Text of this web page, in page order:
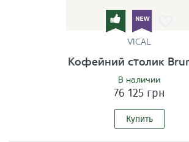
VICAL
Кофейний столик
В наличии
76 125 грн
Купить